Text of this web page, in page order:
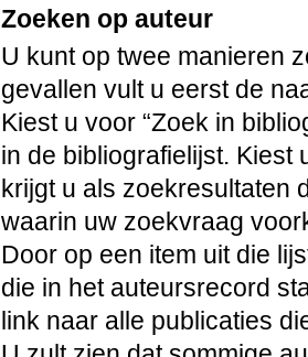
Zoeken op auteur
U kunt op twee manieren
gevallen vult u eerst de
Kiest u voor “Zoek in
in de bibliografielijst. Kiest
krijgt u als zoekresultaten
waarin uw zoekvraag
Door op een item uit die
die in het auteursrecord
link naar alle publicaties